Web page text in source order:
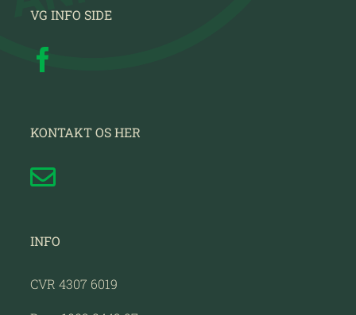
VG INFO SIDE
KONTAKT OS HER
INFO
CVR 4307 6019